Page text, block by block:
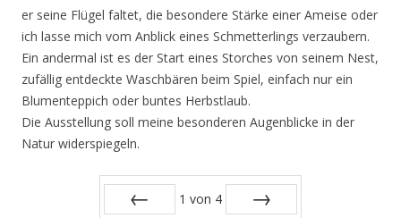
er seine Flügel faltet, die besondere Stärke einer Ameise oder
ich lasse mich vom Anblick eines Schmetterlings verzaubern.
Ein andermal ist es der Start eines Storches von seinem Nest,
zufällig entdeckte Waschbären beim Spiel, einfach nur ein
Blumenteppich oder buntes Herbstlaub.
Die Ausstellung soll meine besonderen Augenblicke in der
Natur widerspiegeln.
1 von 4